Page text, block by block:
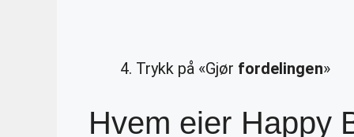
Trykk på «Gjør fordelingen»
Hvem eier Happy